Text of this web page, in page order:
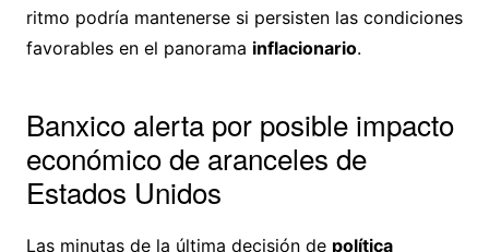
ritmo podría mantenerse si persisten las condiciones
favorables en el panorama inflacionario.
Banxico alerta por posible impacto
económico de aranceles de
Estados Unidos
Las minutas de la última decisión de política